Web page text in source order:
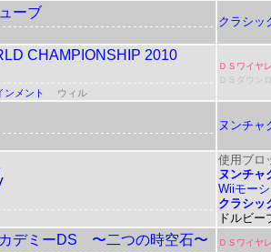
ーブ
クラシッ
CHAMPIONSHIP 2010
ＤＳワイヤ
ＤＳダウン
ンメント ウィル
ヌンチャ
使用ブロ
ヌンチャ
Wiiモー
クラシッ
ドルビ
デミーDS 〜二つの時空石〜
ＤＳワイヤ